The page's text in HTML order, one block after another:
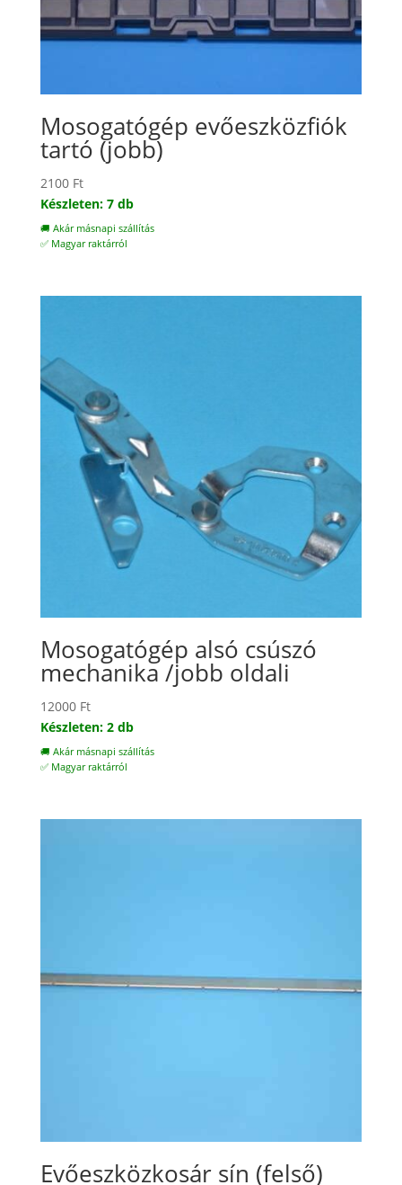
Mosogatógép evőeszközfiók
tartó (jobb)
2100 Ft
Készleten: 7 db
🚚 Akár másnapi szállítás
✅ Magyar raktárról
Mosogatógép alsó csúszó
mechanika /jobb oldali
12000 Ft
Készleten: 2 db
🚚 Akár másnapi szállítás
✅ Magyar raktárról
Evőeszközkosár sín (felső)